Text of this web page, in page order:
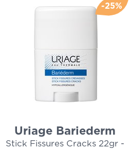
-25%
Uriage Bariederm
Stick Fissures Cracks 22gr -